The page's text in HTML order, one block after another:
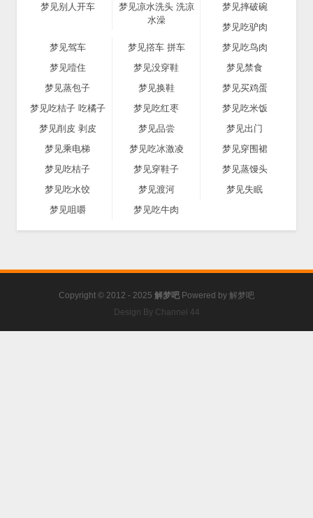
梦见别人开车
梦见凉水洗头 洗凉
水澡
梦见摔破碗
梦见吃驴肉
梦见驾车
梦见撘车 拼车
梦见吃鸟肉
梦见噎住
梦见没穿鞋
梦见禁食
梦见蒸包子
梦见换鞋
梦见买鸡蛋
梦见吃桔子 吃橘子
梦见吃红枣
梦见吃米饭
梦见削皮 剥皮
梦见品尝
梦见出门
梦见乘电梯
梦见吃冰激凌
梦见穿围裙
梦见吃桔子
梦见穿鞋子
梦见蒸馒头
梦见吃水饺
梦见渡河
梦见失眠
梦见咀嚼
梦见吃牛肉
Copyright © 2012 - 2025 解梦吧 Powered by 解梦吧
Design By Channel 44